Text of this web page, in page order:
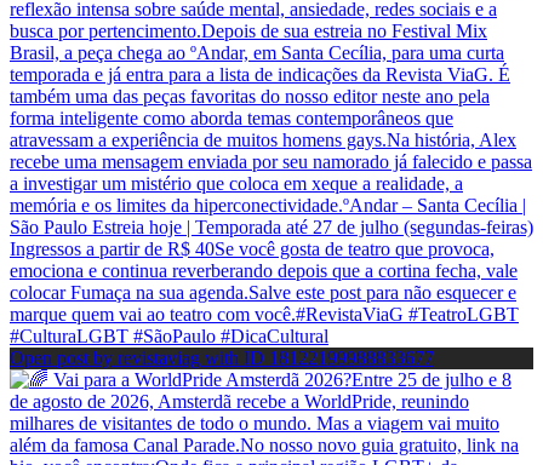
Open post by revistaviag with ID 18122199988833677